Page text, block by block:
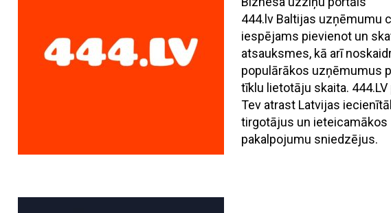
444.lv Baltijas uzņēmumu
iespējams pievienot un
atsauksmes, kā arī
populārākos uzņēmumus
tīklu lietotāju skaita.
Tev atrast Latvijas
tirgotājus un ieteicamākos
pakalpojumu sniedzējus.